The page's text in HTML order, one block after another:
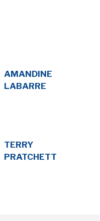
AMANDINE
LABARRE
TERRY
PRATCHETT